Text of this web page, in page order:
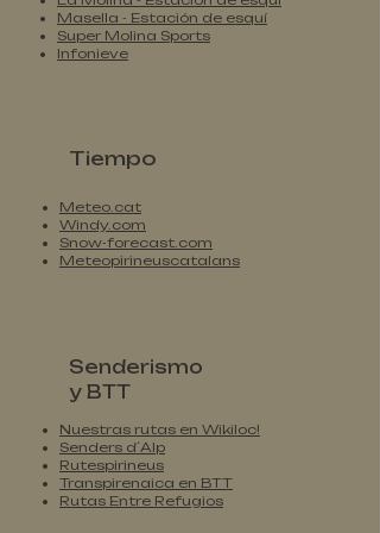
Masella - Estación de esquí
Super Molina Sports
Infonieve
Tiempo
Meteo.cat
Windy.com
Snow-forecast.com
Meteopirineuscatalans
Senderismo
y BTT
Nuestras rutas en Wikiloc!
Senders d´Alp
Rutespirineus
Transpirenaica en BTT
Rutas Entre Refugios